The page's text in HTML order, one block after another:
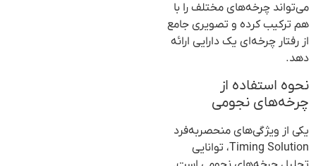
می‌تواند چرخه‌های مختلف را با
هم ترکیب کرده و تصویری جامع
از رفتار چرخه‌ای یک دارایی ارائه
دهد.
نحوه استفاده از
چرخه‌های نجومی
یکی از ویژگی‌های منحصربه‌فرد
Timing Solution، توانایی